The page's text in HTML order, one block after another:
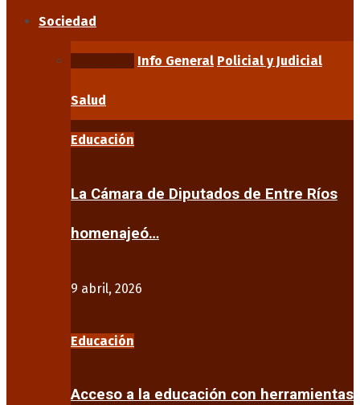
Sociedad
Info General Policial y Judicial
Salud
Educación
La Cámara de Diputados de Entre Ríos
homenajeó…
9 abril, 2026
Educación
Acceso a la educación con herramientas